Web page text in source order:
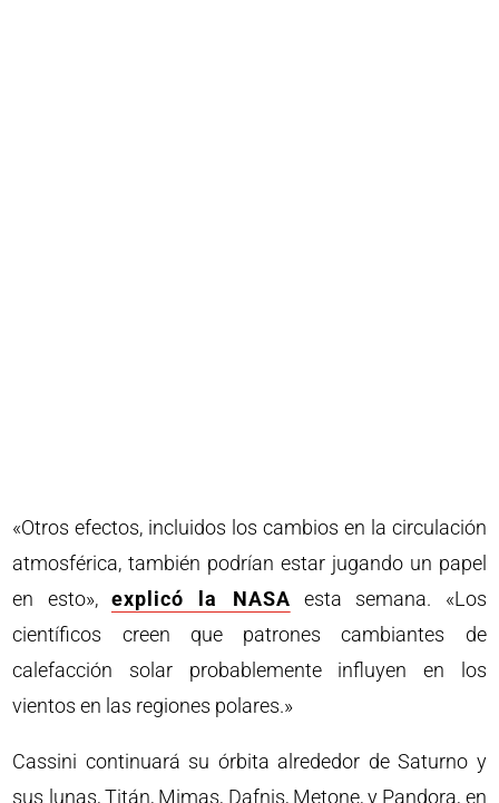
«Otros efectos, incluidos los cambios en la circulación
atmosférica, también podrían estar jugando un papel
en esto», explicó la NASA esta semana. «Los
científicos creen que patrones cambiantes de
calefacción solar probablemente influyen en los
vientos en las regiones polares.»
Cassini continuará su órbita alrededor de Saturno y
sus lunas, Titán, Mimas, Dafnis, Metone, y Pandora, en